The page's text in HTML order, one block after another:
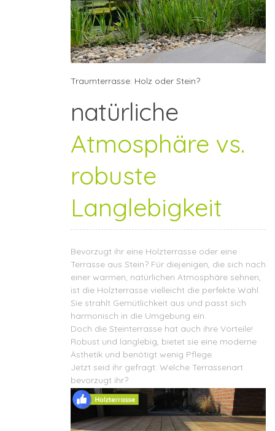
Traumterrasse: Holz oder Stein?
natürliche
Atmosphäre vs.
robuste
Langlebigkeit
Bevorzugt ihr eine Holzterrasse oder eine
Terrasse aus Stein? Für diejenigen, die sich nach
einer warmen, natürlichen Atmosphäre sehnen,
ist die Holzterrasse vielleicht die perfekte Wahl.
Sie strahlt Gemütlichkeit aus und passt sich
harmonisch in die Umgebung ein.
Doch die Steinterrasse hat auch ihre Vorteile!
Robust und langlebig, bietet sie eine moderne
Ästhetik und benötigt wenig Pflege.
Jetzt seid ihr gefragt: Welche Terrassenart
bevorzugt ihr?